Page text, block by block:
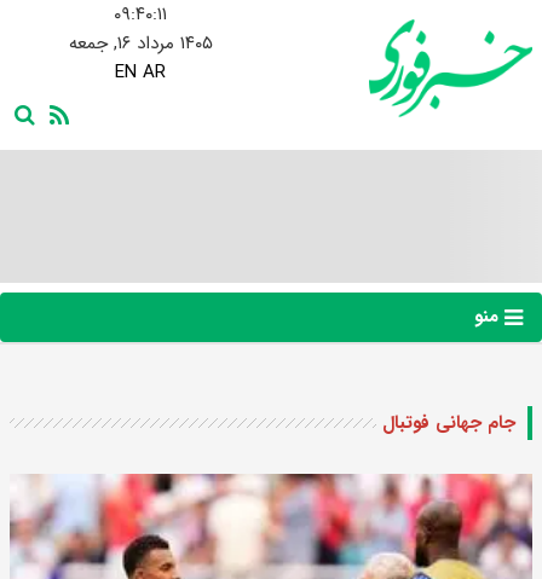
۰۹:۴۰:۱۲
۱۴۰۵ مرداد ۱۶, جمعه
EN AR
منو
جام جهانی فوتبال